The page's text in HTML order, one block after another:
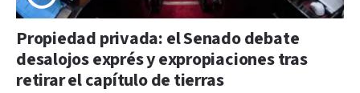
Propiedad privada: el Senado debate
desalojos exprés y expropiaciones tras
retirar el capítulo de tierras